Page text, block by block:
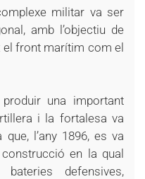
militar va ser
amb l’objectiu de
front marítim com el
una important
i la fortalesa va
l’any 1896, es va
en la qual
defensives,